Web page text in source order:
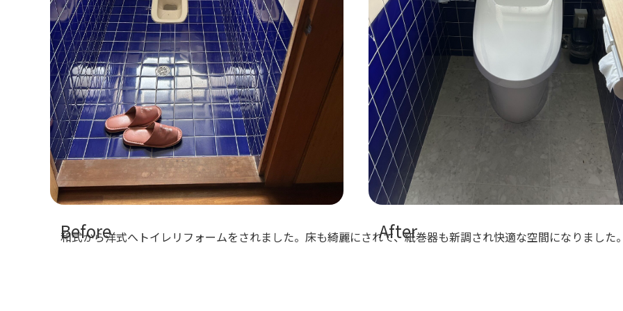
Before After
和式から洋式へトイレリフォームをされました。床も綺麗にされて、紙巻器も新調され快適な空間になりました